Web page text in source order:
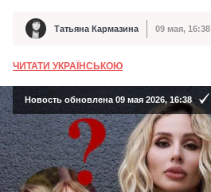
Автор Татьяна Кармазина
Дата публикации 09 мая, 16:38
ЧИТАТИ УКРАЇНСЬКОЮ
Новость обновлена 09 мая 2026, 16:38